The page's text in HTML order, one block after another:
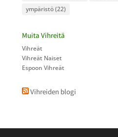
ympäristö(22)
Muita Vihreitä
Vihreät
Vihreät Naiset
Espoon Vihreät
Vihreiden blogi